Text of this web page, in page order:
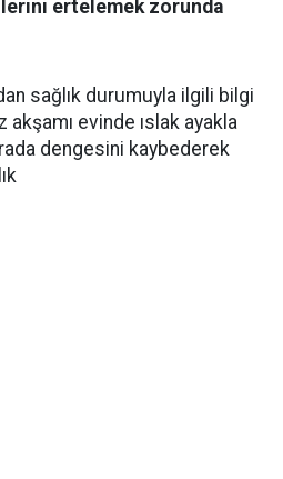
ertelemek zorunda
sağlık durumuyla ilgili bilgi
akşamı evinde ıslak ayakla
dengesini kaybederek